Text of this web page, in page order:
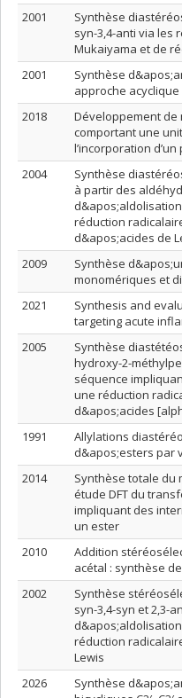
2001
Synthèse
syn-3,4-anti via les
Mukaiyama et de
2001
Synthèse
approche acyclique
2018
Développement de
comportant une
l’incorporation
2004
Synthèse
à partir des
réduction
d&apos;acides de
2009
Synthèse
monomériques et
2021
Synthesis and
targeting acute
2005
Synthèse
hydroxy-2-
séquence
une réduction
d&apos;acides
1991
Allylations
d&apos;esters par
2014
Synthèse totale du
étude DFT du
impliquant des
un ester
2010
Addition
acétal : synthèse de
2002
Synthèse
syn-3,4-syn et 2,3-
réduction
Lewis
2026
Synthèse